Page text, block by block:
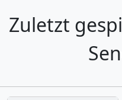
Zuletzt